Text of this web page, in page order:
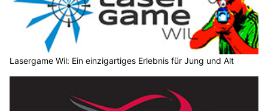
Lasergame Wil: Ein einzigartiges Erlebnis für Jung und Alt